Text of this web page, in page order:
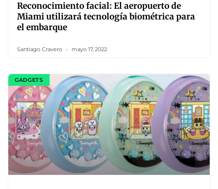
Reconocimiento facial: El aeropuerto de
Miami utilizará tecnología biométrica para
el embarque
Santiago Cravero mayo 17, 2022
GADGETS